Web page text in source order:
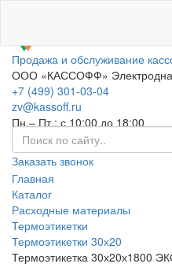
Продажа и обслуживание
ООО «КАССОФФ»
+7 (499) 301-03-04
zv@kassoff.ru
Пн.– Пт.: с 10:00 до 18:00
Заказать звонок
Главная
Каталог
Расходные материалы
Термоэтикетки
Термоэтикетки 30х20
Термоэтикетка 30х20х1800